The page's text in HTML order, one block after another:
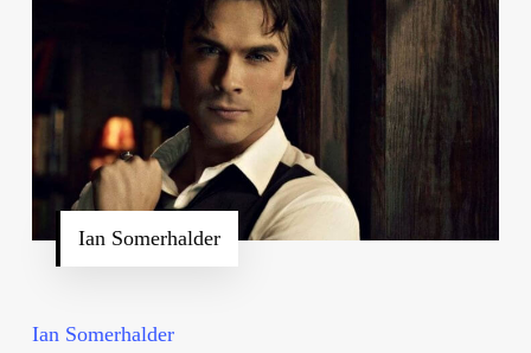
Ian Somerhalder
Ian Somerhalder